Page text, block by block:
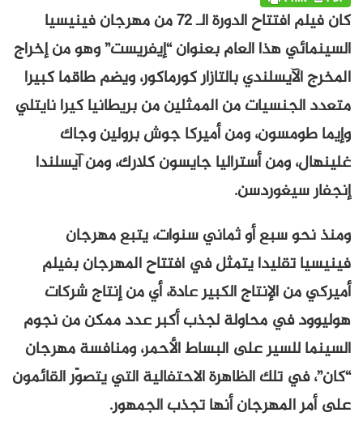
كان فيلم افتتاح الدورة الـ 72 من مهرجان فينيسيا
السينمائي هذا العام بعنوان “إيفريست” وهو من إخراج
المخرج الآيسلندي بالتازار كورماكور، ويضم طاقما كبيرا
متعدد الجنسيات من الممثلين من بريطانيا كيرا نايتلي
وإيما طومسون، ومن أميركا جوش برولين وجاك
غلينهال، ومن أستراليا جايسون كلارك، ومن آيسلندا
إنجفار سيغوردسن.
ومنذ نحو سبع أو ثماني سنوات، يتبع مهرجان
فينيسيا تقليدا يتمثل في افتتاح المهرجان بفيلم
أميركي من الإنتاج الكبير عادة، أي من إنتاج شركات
هوليوود في محاولة لجذب أكبر عدد ممكن من نجوم
السينما للسير على البساط الأحمر، ومنافسة مهرجان
“كان”، في تلك الظاهرة الاحتفالية التي يتصوّر القائمون
على أمر المهرجان أنها تجذب الجمهور.